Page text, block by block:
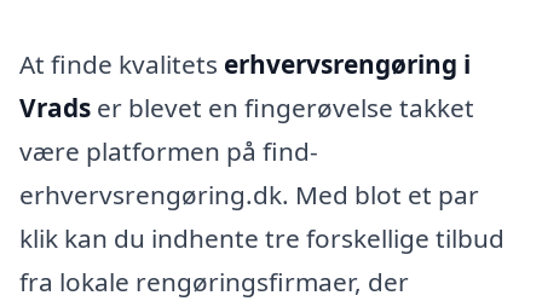
At finde kvalitets erhvervsrengøring i
Vrads er blevet en fingerøvelse takket
være platformen på find-
erhvervsrengøring.dk. Med blot et par
klik kan du indhente tre forskellige tilbud
fra lokale rengøringsfirmaer, der